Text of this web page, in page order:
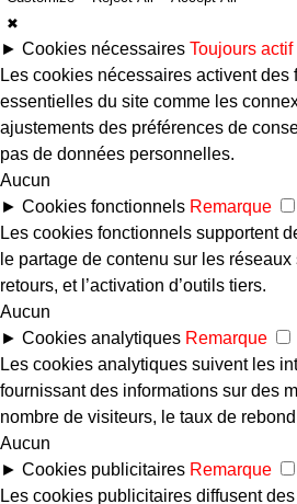
✖
► Cookies nécessaires Toujours actif
Les cookies nécessaires activent des
essentielles du site comme les
ajustements des préférences de
pas de données personnelles.
Aucun
► Cookies fonctionnels Remarque
Les cookies fonctionnels supportent
le partage de contenu sur les
retours, et l’activation d’outils tiers.
Aucun
► Cookies analytiques Remarque
Les cookies analytiques suivent les
fournissant des informations sur des
nombre de visiteurs, le taux de
Aucun
► Cookies publicitaires Remarque
Les cookies publicitaires diffusent